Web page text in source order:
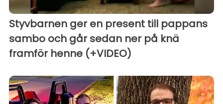
Styvbarnen ger en present till pappans
sambo och går sedan ner på knä
framför henne (+VIDEO)